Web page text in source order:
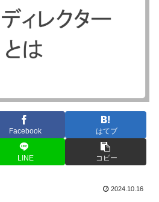
Facebook はてブ
LINE コピー
2024.10.16